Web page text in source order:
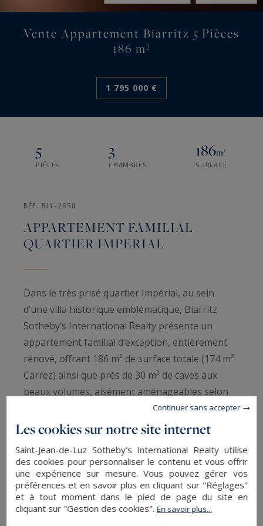
Vente Appartement Biarritz 5 Pièces
186 m²
1 795 000 €
5
PIÈCES
3
CHAMBRES
186m²
SURFACE
RÉF. BI1-2658
APPARTEMENT FAMILIAL
QUARTIER IMPERIAL
Dans le très prisé quartier Impérial, au sein
d’une villa historique emblématique, Biarritz
Sotheby’s International Realty présente un
appartement familial d’exception, entièrement
rénové, offrant 186 m² de surface totale (174 m²
Carrez) ainsi que près de 30 m² de caves aux
beaux volumes, aisément aménageables selon
Situé au sein d’une copropriété intimiste de
ce bien se distingue par ses prestations haut de
gamme, ses volumes généreux et son
atmosphère lumineuse. Les espaces de
réception s’ouvrent sur un balcon bénéficiant
Les cookies sur notre site internet
Saint-Jean-de-Luz Sotheby's International Realty utilise
des cookies pour personnaliser le contenu et vous offrir
une expérience sur mesure. Vous pouvez gérer vos
préférences et en savoir plus en cliquant sur "Réglages"
et à tout moment dans le pied de page du site en
cliquant sur "Gestion des cookies".En savoir plus...
Continuer sans accepter